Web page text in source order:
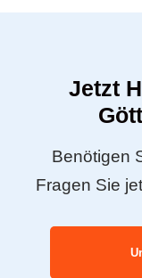
Jetzt
Benötigen
Fragen Sie